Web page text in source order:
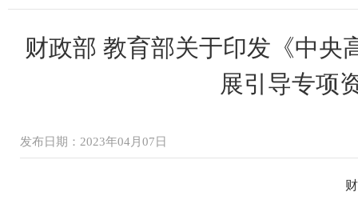
财政部 教育部关于印发《中央
展引导专项
发布日期：2023年04月07日